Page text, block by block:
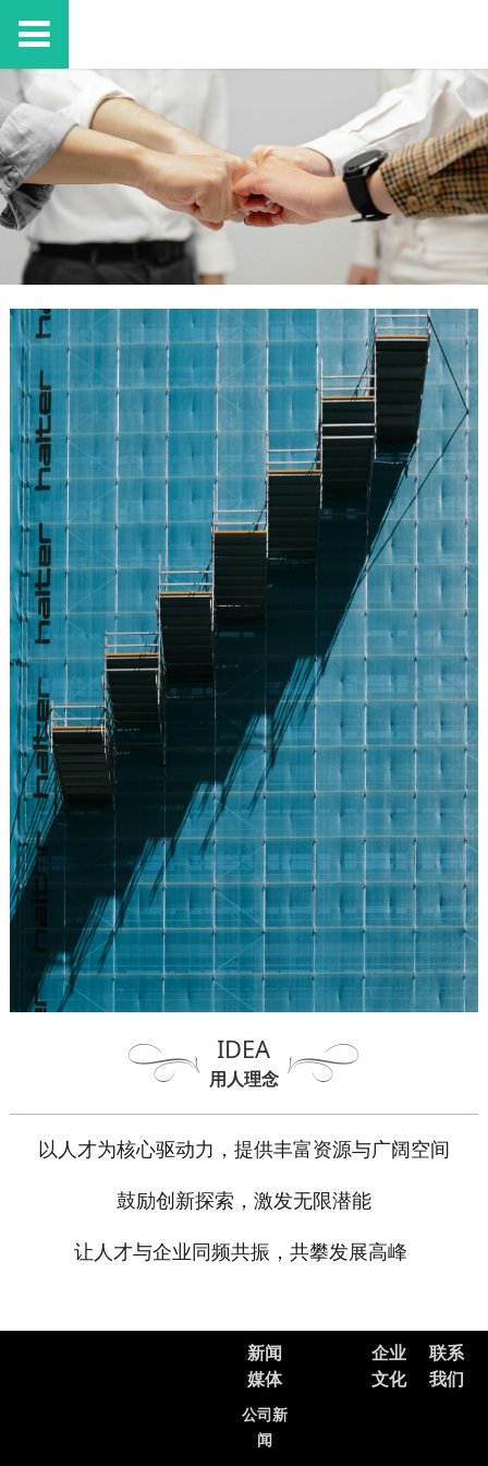
IDEA
用人理念
以人才为核心驱动力，提供丰富资源与广阔空间
鼓励创新探索，激发无限潜能
让人才与企业同频共振，共攀发展高峰
新闻
媒体
公司新
闻
企业
文化
联系
我们